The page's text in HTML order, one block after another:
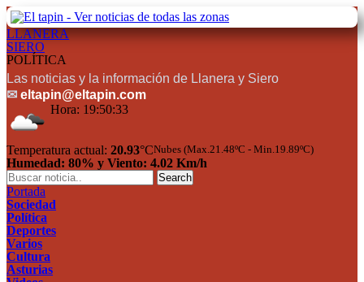
LLANERA
SIERO
POLÍTICA
Las noticias y la información de Llanera y Siero
✉ eltapin@eltapin.com
Hora: 19:50:33
Temperatura actual: 20.93°CNubes (Max.21.48ºC - Min.19.89ºC)
Humedad: 80% y Viento: 4.02 Km/h
Portada
Sociedad
Política
Deportes
Varios
Cultura
Asturias